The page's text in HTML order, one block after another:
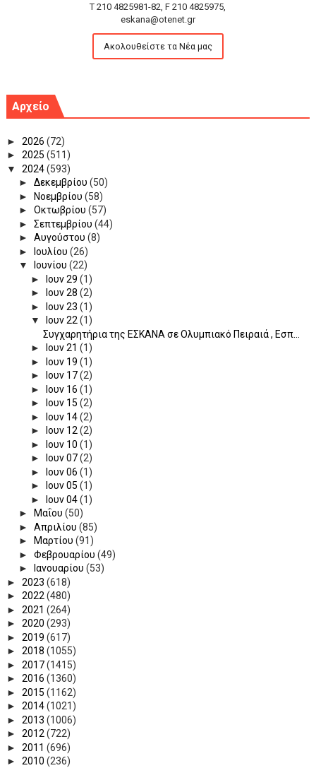
T 210 4825981-82, F 210 4825975,
eskana@otenet.gr
Ακολουθείστε τα Νέα μας
Αρχείο
► 2026 (72)
► 2025 (511)
▼ 2024(593)
► Δεκεμβρίου (50)
►
Νοεμβρίου (58)
► Οκτωβρίου (57)
► Σεπτεμβρίου (44)
► Αυγούστου (8)
►
Ιουλίου (26)
▼
Ιουνίου (22)
►
Ιουν 29 (1)
►
Ιουν 28 (2)
►
Ιουν 23 (1)
▼
Ιουν 22(1)
Συγχαρητήρια της ΕΣΚΑΝΑ σε Ολυμπιακό Πειραιά , Εσπ...
►
Ιουν 21 (1)
►
Ιουν 19 (1)
►
Ιουν 17(2)
►
Ιουν 16 (1)
►
Ιουν 15 (2)
►
Ιουν 14(2)
►
Ιουν 12(2)
►
Ιουν 10 (1)
►
Ιουν 07(2)
►
Ιουν 06 (1)
►
Ιουν 05 (1)
►
Ιουν 04(1)
►
Μαΐου (50)
► Απριλίου (85)
►
Μαρτίου (91)
► Φεβρουαρίου (49)
►
Ιανουαρίου (53)
► 2023 (618)
► 2022(480)
► 2021 (264)
► 2020 (293)
► 2019 (617)
► 2018 (1055)
► 2017(1415)
► 2016 (1360)
► 2015 (1162)
► 2014(1021)
► 2013 (1006)
► 2012(722)
► 2011 (696)
► 2010 (236)